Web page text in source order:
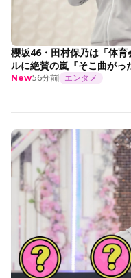
櫻坂46・田村保乃は「体
ルに絶賛の嵐『そこ曲がっ
New56分前 エンタメ